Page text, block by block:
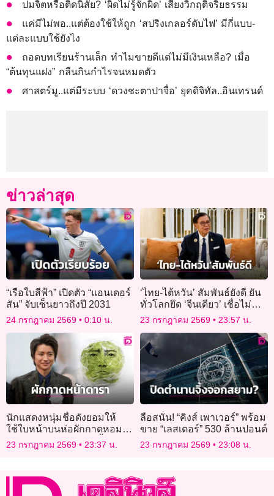
ปมจิตหรือติดนิสัย? ‘ผิดไม่รู้จักผิด’ เสี่ยงวิกฤติจริยธรรม
แค่มีไม่พอ..แต่ต้องใช้ให้ถูก ‘สปริงเกลอร์ดับไฟ’ มีกี่แบบ-
แต่ละแบบใช้ยังไง
ถอดบทเรียนร้านเล็ก ทำไมขายดีแต่ไม่มีเงินเหลือ? เมื่อ
“ต้นทุนแฝง” กลืนกินกำไรจนหมดตัว
ศาสตร์มู..แต่มีระบบ ‘ดวงชะตาปาจื่อ’ ยุคดิจิทัล..อินเทรนด์
ข่าวล่าสุด
“เรือใบสีฟ้า” เปิดตัว “แอนเดอร์
สัน” จับเซ็นยาวถึงปี 2031
24 กรกฎาคม 2569 0:10 น.
‘ไทย-ไต้หวัน’ สัมพันธ์ยังดี ยัน
ทั่วโลกยึด ‘จีนเดียว’ เชื่อไม่
กระทบฟรีวีซ่า
23 กรกฎาคม 2569 23:57 น.
นักแสดงหนุ่มชื่อดังยอมให้
ใช้ใบหน้าบนห่อผักกาดหอม
หวังแก้ปัญหาผักเหลือทิ้ง
23 กรกฎาคม 2569 23:37 น.
ลือสนั่น! “คิงส์ เพาเวอร์” พร้อม
ขาย “เลสเตอร์” 530 ล้านปอนด์
23 กรกฎาคม 2569 23:08 น.